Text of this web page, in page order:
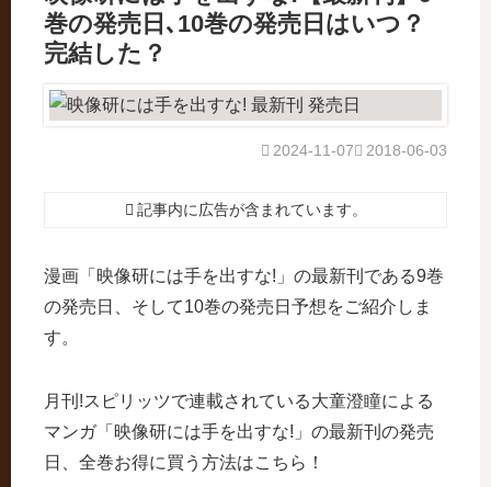
巻の発売日､10巻の発売日はいつ？
完結した？
2018-06-03
2024-11-07
記事内に広告が含まれています。
漫画「映像研には手を出すな!」の最新刊である9巻
の発売日、そして10巻の発売日予想をご紹介しま
す。
月刊!スピリッツで連載されている大童澄瞳による
マンガ「映像研には手を出すな!」の最新刊の発売
日、全巻お得に買う方法はこちら！